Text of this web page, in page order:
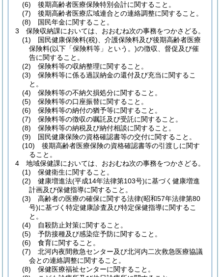
(6)
後期高齢者医療保険特別会計に関すること。
(7)
後期高齢者医療広域連合との連絡調整に関すること。
(8)
国民年金に関すること。
3
保険収納課においては、おおむね次の事務をつかさどる。
(1)
国民健康保険料(税) 、介護保険料及び後期高齢者医療
保険料(以下「保険料等」という。)の徴収、督促及び催
告に関すること。
(2)
保険料等の収納整理に関すること。
(3)
保険料等に係る過誤納金の還付及び充当に関するこ
と。
(4)
保険料等の不納欠損処分に関すること。
(5)
保険料等の口座振替に関すること。
(6)
保険料等の納付の猶予等に関すること。
(7)
保険料等の徴収の嘱託及び受託に関すること。
(8)
保険料等の納税及び納付相談に関すること。
(9)
国民健康保険の資格確認書等の交付に関すること。
(10)
後期高齢者医療保険の資格確認書等の引渡しに関す
ること。
4
地域保健課においては、おおむね次の事務をつかさどる。
(1)
保健衛生に関すること。
(2)
健康増進法(平成14年法律第103号)に基づく健康増進
計画及び保健指導に関すること。
(3)
高齢者の医療の確保に関する法律(昭和57年法律第80
号)に基づく特定健康診査及び特定保健指導に関するこ
と。
(4)
自殺防止対策に関すること。
(5)
予防接種及び感染症予防に関すること。
(6)
食育に関すること。
(7)
北河内夜間救急センター及び北河内二次救急医療協議
会との連絡調整に関すること。
(8)
保健医療福祉センターに関すること。